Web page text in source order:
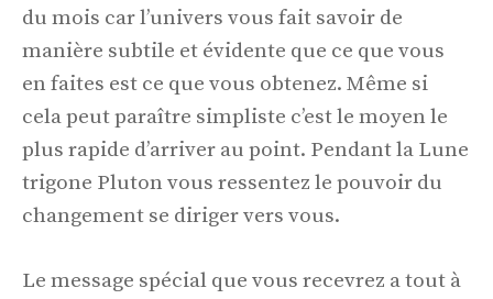
du mois car l’univers vous fait savoir de
manière subtile et évidente que ce que vous
en faites est ce que vous obtenez. Même si
cela peut paraître simpliste c’est le moyen le
plus rapide d’arriver au point. Pendant la Lune
trigone Pluton vous ressentez le pouvoir du
changement se diriger vers vous.
Le message spécial que vous recevrez a tout à